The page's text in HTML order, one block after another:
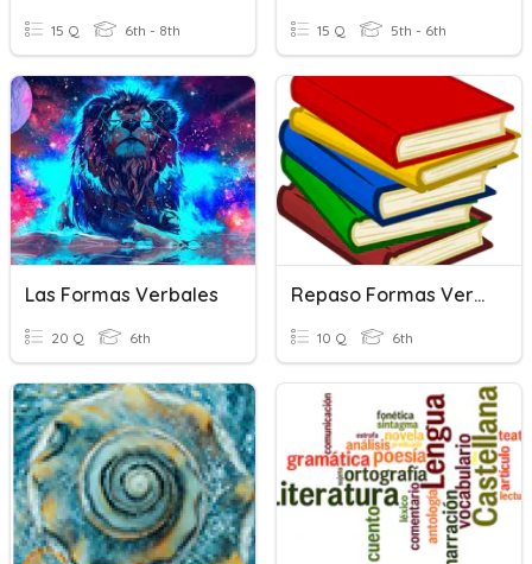
15 Q 6th - 8th 15 Q 5th - 6th
Las Formas Verbales
20 Q 6th
Repaso Formas Verbales
10 Q 6th